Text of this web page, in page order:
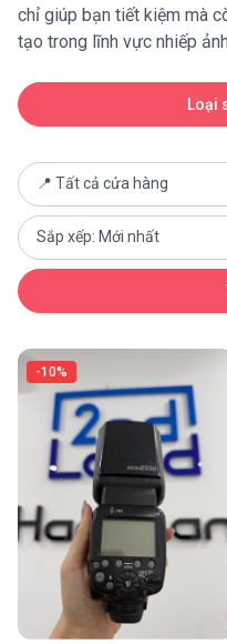
chỉ giúp bạn tiết kiệm mà
tạo trong lĩnh vực nhiếp
Loại
-10%